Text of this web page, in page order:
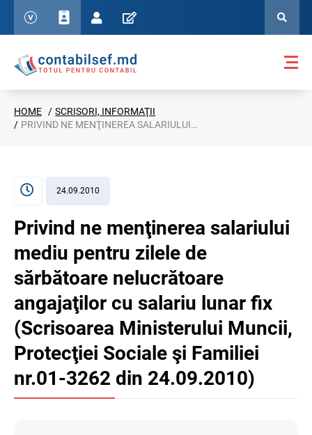
HOME
SCRISORI, INFORMAŢII
PRIVIND NE MENŢINEREA SALARIULUI MEDIU PENTRU ZILELE DE SĂRBĂTOARE NELUCRĂTOARE ANGAJAŢILOR CU SALARIU LUNAR FIX (SCRISOAREA MINISTERULUI MUNCII, PROTECŢIEI SOCIALE ŞI FAMILIEI NR.01-3262 DIN 24.09.2010)
24.09.2010
Privind ne menţinerea salariului
mediu pentru zilele de
sărbătoare nelucrătoare
angajaţilor cu salariu lunar fix
(Scrisoarea Ministerului Muncii,
Protecţiei Sociale şi Familiei
nr.01-3262 din 24.09.2010)